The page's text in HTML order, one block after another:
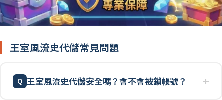
王室風流史代儲常見問題
王室風流史代儲安全嗎？會不會被鎖帳號？